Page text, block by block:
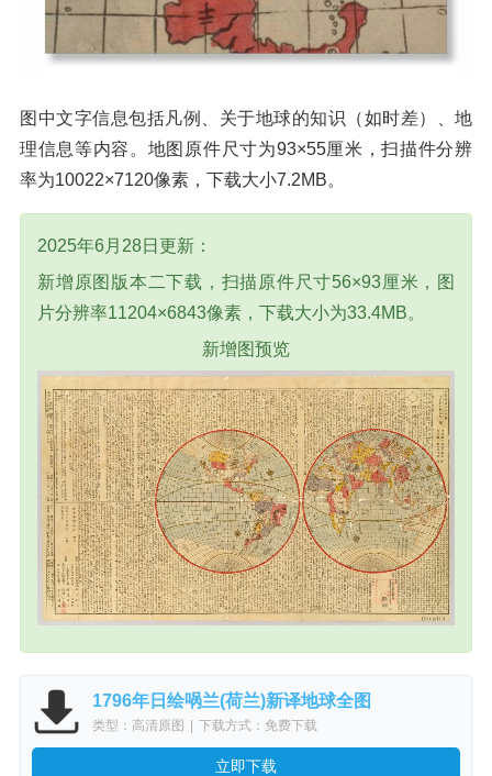
图中文字信息包括凡例、关于地球的知识（如时差）、地
理信息等内容。地图原件尺寸为93×55厘米，扫描件分辨
率为10022×7120像素，下载大小7.2MB。
2025年6月28日更新：
新增原图版本二下载，扫描原件尺寸56×93厘米，图
片分辨率11204×6843像素，下载大小为33.4MB。
新增图预览
1796年日绘㖞兰(荷兰)新译地球全图
类型：高清原图 | 下载方式：免费下载
立即下载